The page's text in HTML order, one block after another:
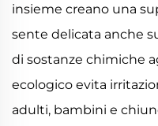
insieme creano una
sente delicata anche
di sostanze chimiche
ecologico evita
adulti, bambini e